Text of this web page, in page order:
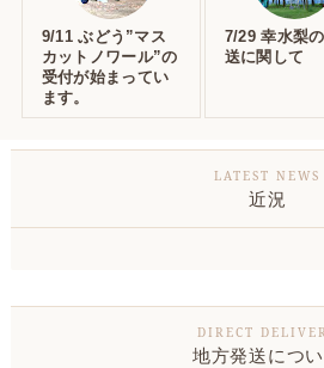
9/11 ぶどう”マス
カットノワール”の
受付が始まってい
ます。
7/29 幸水梨
送に関して
近況
地方発送につ